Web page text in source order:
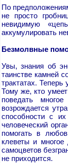
По
не просто
невидимую
аккумулировать
Безмолвные
Увы, знания об
таинстве камней
трактатах.
Тому же, кто
поведать
возрождается
способности с
человеческий
помогать в
клеветы и
самоцветов
не приходится.